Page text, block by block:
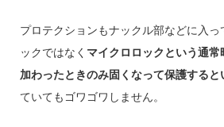
プロテクションもナックル部などに入
ックではなく マイクロロックという通
加わったときのみ固くなって保護すると
ていてもゴワゴワしません。